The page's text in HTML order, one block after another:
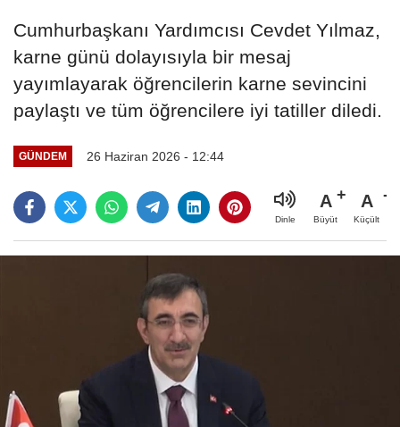
Cumhurbaşkanı Yardımcısı Cevdet Yılmaz,
karne günü dolayısıyla bir mesaj
yayımlayarak öğrencilerin karne sevincini
paylaştı ve tüm öğrencilere iyi tatiller diledi.
GÜNDEM 26 Haziran 2026 - 12:44
Dinle
A
Büyüt
A
Küçült